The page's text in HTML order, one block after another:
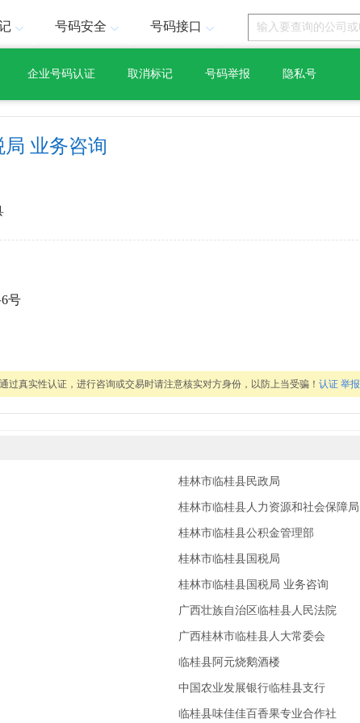
号码安全 号码接口
企业号码认证 取消标记 号码举报 隐私号
业务咨询
号
过真实性认证，进行咨询或交易时请注意核实对方身份，以防上当受骗！ 认证 举报
桂林市临桂县民政局
桂林市临桂县人力资源和社会保障局
桂林市临桂县公积金管理部
桂林市临桂县国税局
桂林市临桂县国税局 业务咨询
广西壮族自治区临桂县人民法院
广西桂林市临桂县人大常委会
临桂县阿元烧鹅酒楼
中国农业发展银行临桂县支行
临桂县味佳佳百香果专业合作社